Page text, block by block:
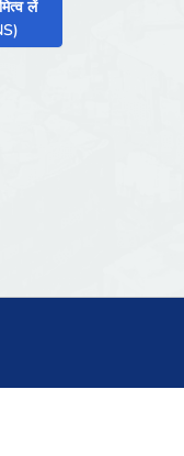
लें